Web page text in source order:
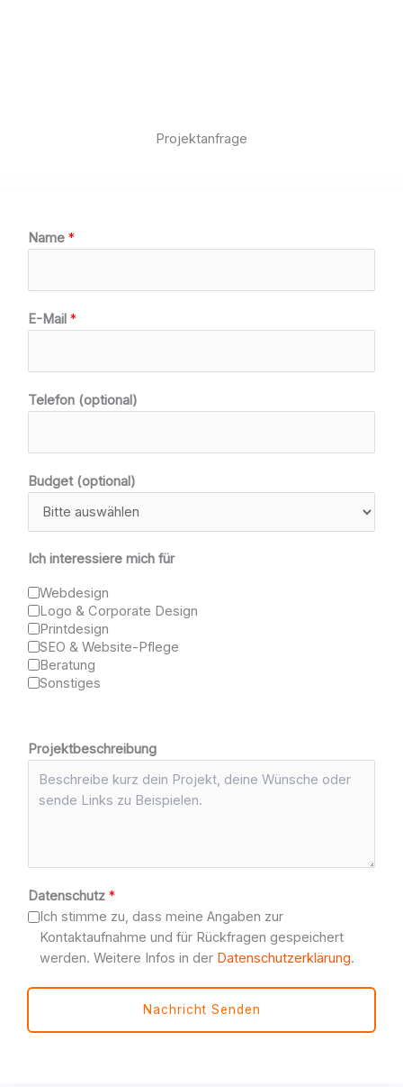
Projektanfrage
Name *
E-Mail *
Telefon (optional)
Budget (optional)
Ich interessiere mich für
Webdesign
Logo & Corporate Design
Printdesign
SEO & Website-Pflege
Beratung
Sonstiges
Projektbeschreibung
I
h
p
i
Datenschutz *
Ich stimme zu, dass meine Angaben zur
Kontaktaufnahme und für Rückfragen gespeichert
werden. Weitere Infos in der Datenschutzerklärung.
Nachricht Senden